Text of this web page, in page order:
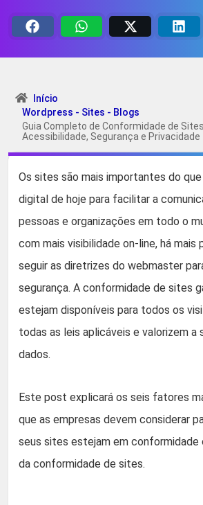
Início
Wordpress - Sites - Blogs
Guia Completo de Conformidade de
Acessibilidade, Segurança e Privacidade
Os sites são mais importantes do que
digital de hoje para facilitar a
pessoas e organizações em todo o
com mais visibilidade on-line, há mais
seguir as diretrizes do webmaster
segurança. A conformidade de sites
estejam disponíveis para todos os
todas as leis aplicáveis e valorizem a
dados.
Este post explicará os seis fatores
que as empresas devem considerar
seus sites estejam em conformidade
da conformidade de sites.